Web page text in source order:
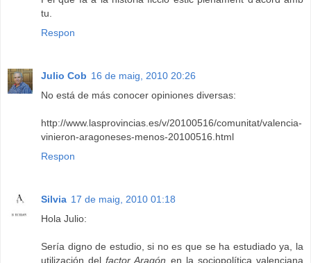
tu.
Respon
Julio Cob 16 de maig, 2010 20:26
No está de más conocer opiniones diversas:
http://www.lasprovincias.es/v/20100516/comunitat/valencia-
vinieron-aragoneses-menos-20100516.html
Respon
Silvia 17 de maig, 2010 01:18
Hola Julio:
Sería digno de estudio, si no es que se ha estudiado ya, la
utilización delfactor Aragón en la sociopolítica valenciana